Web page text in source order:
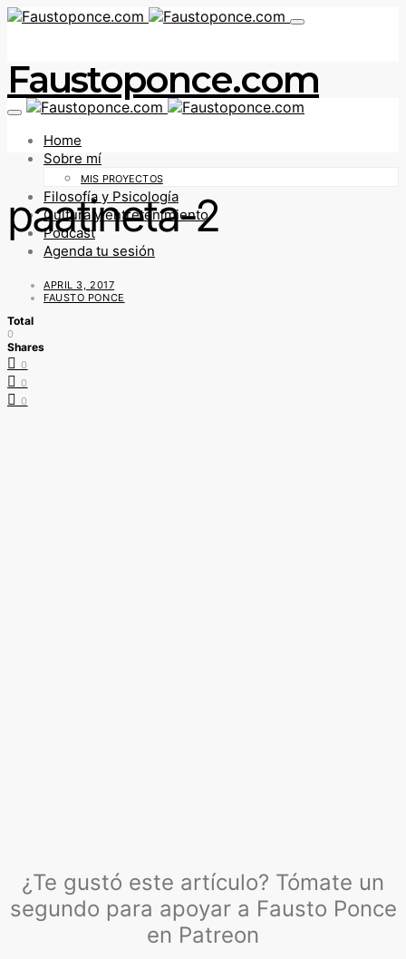
Faustoponce.com
Home
Sobre mí
MIS PROYECTOS
Filosofía y Psicología
Cultura y entretenimiento
Podcast
Agenda tu sesión
paatineta-2
APRIL 3, 2017
FAUSTO PONCE
Total
0
Shares
0
0
0
¿Te gustó este artículo? Tómate un
segundo para apoyar a Fausto Ponce
en Patreon